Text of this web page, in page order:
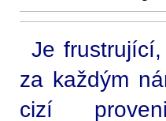
Je
za každým
cizí